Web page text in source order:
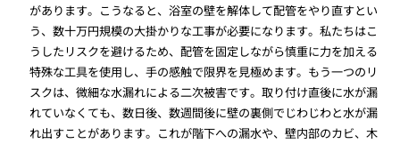
があります。こうなると、浴室の壁を解体して配管をやり直すとい
う、数十万円規模の大掛かりな工事が必要になります。私たちはこ
うしたリスクを避けるため、配管を固定しながら慎重に力を加える
特殊な工具を使用し、手の感触で限界を見極めます。もう一つのリ
スクは、微細な水漏れによる二次被害です。取り付け直後に水が漏
れていなくても、数日後、数週間後に壁の裏側でじわじわと水が漏
れ出すことがあります。これが階下への漏水や、壁内部のカビ、木